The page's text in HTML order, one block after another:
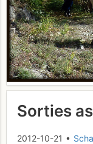
Sorties
2012-10-21 •